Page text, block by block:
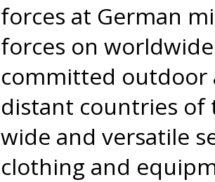
forces at German
forces on
committed outdoor
distant countries of
wide and versatile
clothing and